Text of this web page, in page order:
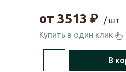
от 3513 ₽
/ шт
Купить в один клик
В